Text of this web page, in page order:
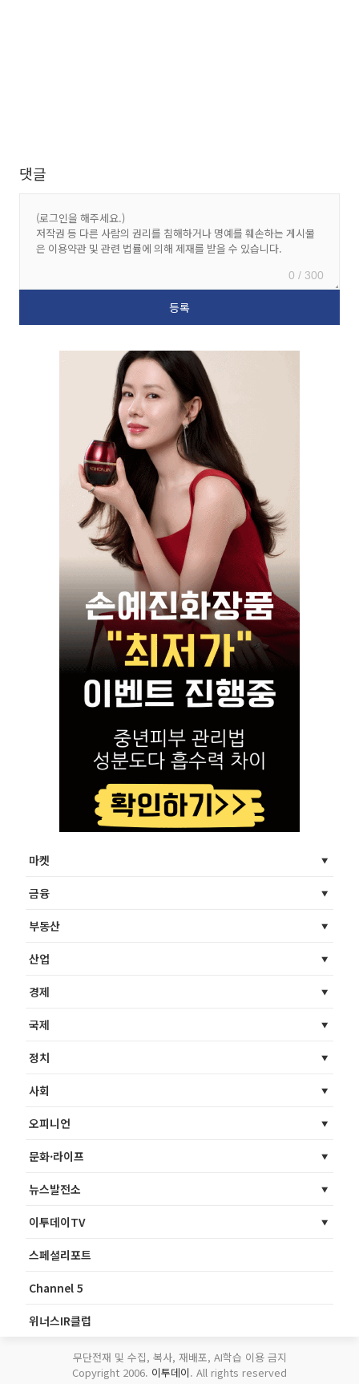
댓글
0 / 300
마켓
금융
부동산
산업
경제
국제
정치
사회
오피니언
문화·라이프
뉴스발전소
이투데이TV
스페셜리포트
Channel 5
위너스IR클럽
무단전재 및 수집, 복사, 재배포, AI학습 이용 금지
Copyright 2006. 이투데이. All rights reserved